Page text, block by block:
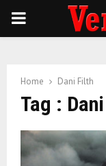
P
M
Home Dani Filth
Tag :